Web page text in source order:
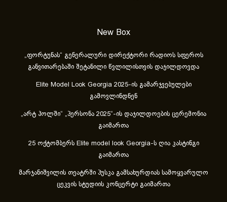
New Box
„ფორტუნას“ გენერალური დირექტორი რადიოს სფეროს
განვითარებაში შეტანილი წვლილისთვის დაჯილდოვდა
Elite Model Look Georgia 2025-ის გამარჯვებულები
გამოვლინდნენ
„არტ ჰოლში“ „პერსონა 2025“-ის დაჯილდოების ცერემონია
გაიმართა
25 ოქტომბერს Elite model look Georgia-ს ღია კასტინგი
გაიმართა
მარჯანიშვილის თეატრში პუსკა გამსახურდიას სამოყვარულო
ცეკვის სტუდიის კონცერტი გაიმართა